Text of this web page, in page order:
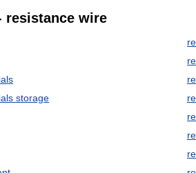
resistance wire
storage